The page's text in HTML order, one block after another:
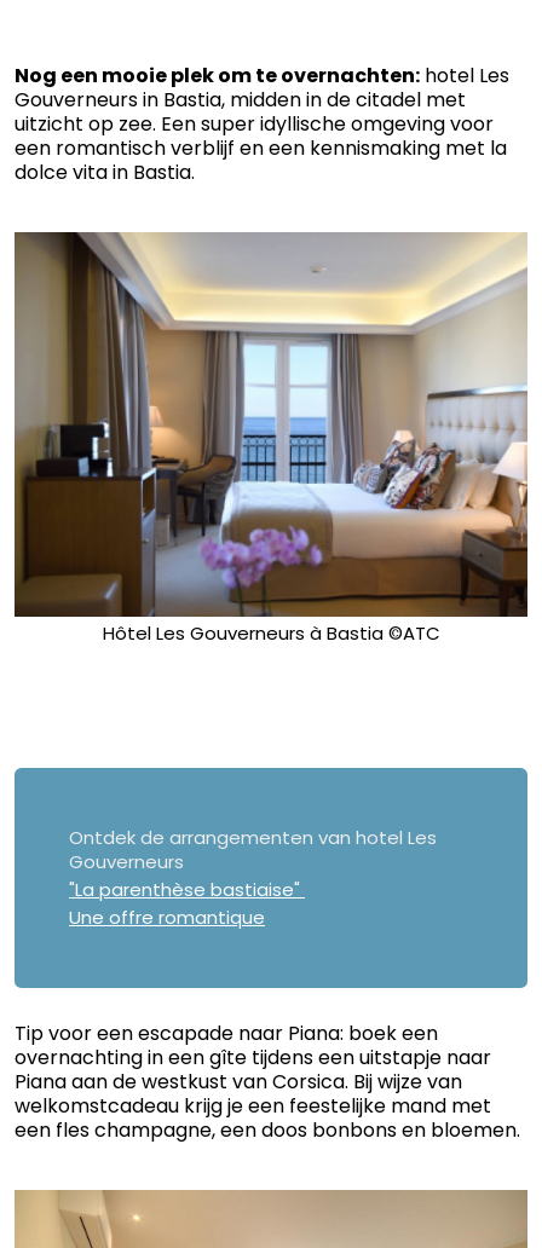
Nog een mooie plek om te overnachten: hotel Les
Gouverneurs in Bastia, midden in de citadel met
uitzicht op zee. Een super idyllische omgeving voor
een romantisch verblijf en een kennismaking met la
dolce vita in Bastia.
Hôtel Les Gouverneurs à Bastia ©ATC
Ontdek de arrangementen van hotel Les
Gouverneurs
"La parenthèse bastiaise"
Une offre romantique
Tip voor een escapade naar Piana: boek een
overnachting in een gîte tijdens een uitstapje naar
Piana aan de westkust van Corsica. Bij wijze van
welkomstcadeau krijg je een feestelijke mand met
een fles champagne, een doos bonbons en bloemen.